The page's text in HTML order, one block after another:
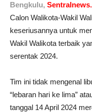
Bengkulu,
Calon Walikota-Wakil
keseriusannya untuk
Wakil Walikota terbaik
serentak 2024.
Tim ini tidak mengenal
“lebaran hari ke lima”
tanggal 14 April 2024